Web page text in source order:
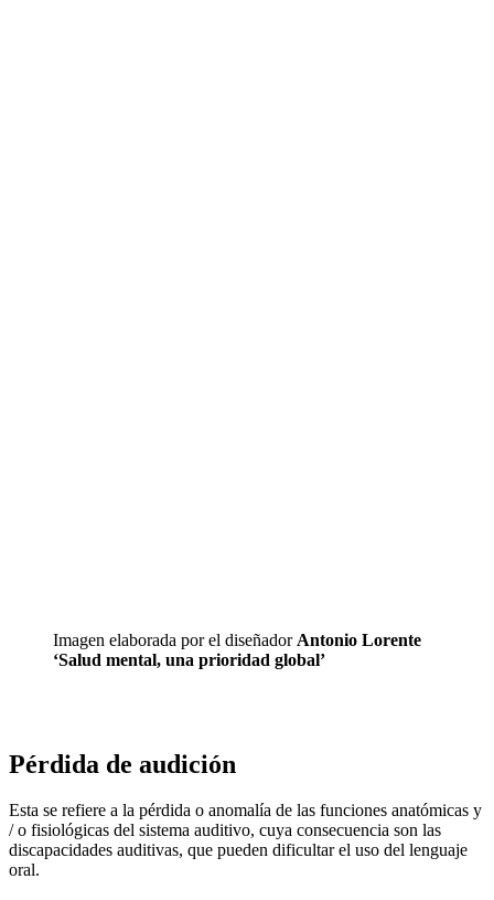
Imagen elaborada por el diseñador Antonio Lorente
‘Salud mental, una prioridad global’
Pérdida de audición
Esta se refiere a la pérdida o anomalía de las funciones anatómicas y
/ o fisiológicas del sistema auditivo, cuya consecuencia son las
discapacidades auditivas, que pueden dificultar el uso del lenguaje
oral.